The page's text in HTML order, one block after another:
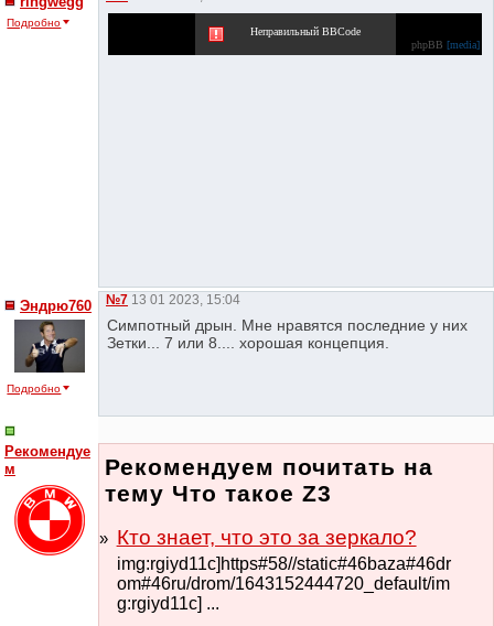
Подробно
Неправильный BBCode
phpBB[media]
Эндрю760
Подробно
№7 13 01 2023, 15:04
Симпотный дрын. Мне нравятся последние у них
Зетки... 7 или 8.... хорошая концепция.
Рекомендуе
м
Рекомендуем почитать на
тему Что такое Z3
Кто знает, что это за зеркало?
img:rgiyd11c]https#58//static#46baza#46dr
om#46ru/drom/1643152444720_default/im
g:rgiyd11c] ...